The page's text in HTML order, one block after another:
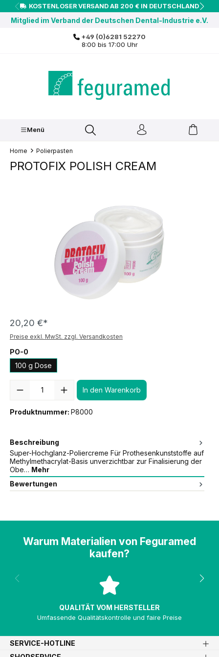
springen
KOSTENLOSER VERSAND AB 200 € IN DEUTSCHLAND
Mitglied im Verband der Deutschen Dental-Industrie e.V.
+49 (0)6281 52270
8:00 bis 17:00 Uhr
Menü
Home Polierpasten
PROTOFIX POLISH CREAM
20,20 €*
Preise exkl. MwSt. zzgl. Versandkosten
PO-0
100 g Dose
In den Warenkorb
Produktnummer: P8000
Beschreibung
Super-Hochglanz-Poliercreme Für Prothesenkunststoffe auf
Methylmethacrylat-Basis unverzichtbar zur Finalisierung der
Obe… Mehr
Bewertungen
Warum Materialien von Feguramed
kaufen?
QUALITÄT VOM HERSTELLER
Umfassende Qualitätskontrolle und faire Preise
SERVICE-HOTLINE